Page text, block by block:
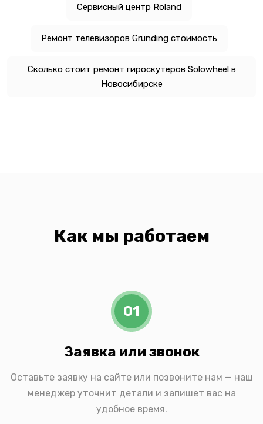
Сервисный центр Roland
Ремонт телевизоров Grunding стоимость
Сколько стоит ремонт гироскутеров Solowheel в
Новосибирске
Как мы работаем
01
Заявка или звонок
Оставьте заявку на сайте или позвоните нам — наш
менеджер уточнит детали и запишет вас на
удобное время.